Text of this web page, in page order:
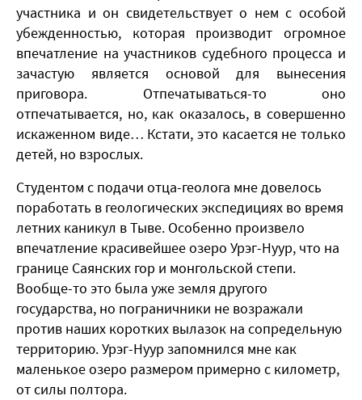
участника и он свидетельствует о нем с особой
убежденностью, которая производит огромное
впечатление на участников судебного процесса и
зачастую является основой для вынесения
приговора. Отпечатываться-то оно
отпечатывается, но, как оказалось, в совершенно
искаженном виде… Кстати, это касается не только
детей, но взрослых.
Студентом с подачи отца-геолога мне довелось
поработать в геологических экспедициях во время
летних каникул в Тыве. Особенно произвело
впечатление красивейшее озеро Урэг-Нуур, что на
границе Саянских гор и монгольской степи.
Вообще-то это была уже земля другого
государства, но пограничники не возражали
против наших коротких вылазок на сопредельную
территорию. Урэг-Нуур запомнился мне как
маленькое озеро размером примерно с километр,
от силы полтора.